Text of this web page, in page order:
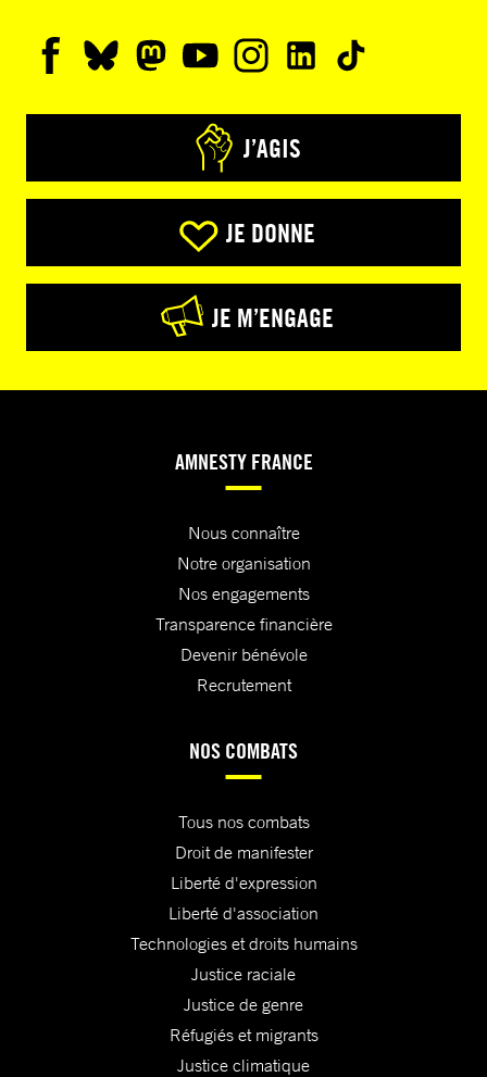
J’AGIS
JE DONNE
JE M’ENGAGE
AMNESTY FRANCE
Nous connaître
Notre organisation
Nos engagements
Transparence financière
Devenir bénévole
Recrutement
NOS COMBATS
Tous nos combats
Droit de manifester
Liberté d'expression
Liberté d'association
Technologies et droits humains
Justice raciale
Justice de genre
Réfugiés et migrants
Justice climatique